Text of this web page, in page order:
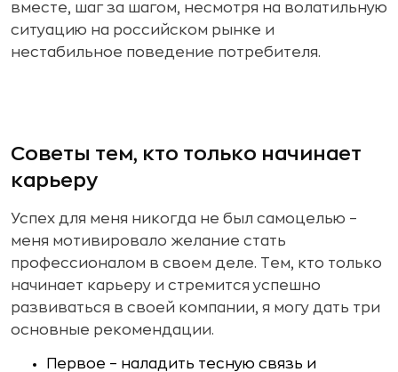
вместе, шаг за шагом, несмотря на волатильную
ситуацию на российском рынке и
нестабильное поведение потребителя.
Советы тем, кто только начинает
карьеру
Успех для меня никогда не был самоцелью –
меня мотивировало желание стать
профессионалом в своем деле. Тем, кто только
начинает карьеру и стремится успешно
развиваться в своей компании, я могу дать три
основные рекомендации.
Первое – наладить тесную связь и